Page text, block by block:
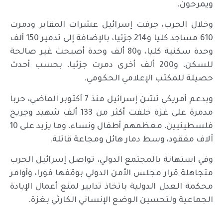
ويمرحون.
وخلال الحرب، جرفت إسرائيل عشرات المقابر ودمرت
610 مساجد كليا و214 جزئيا، بالإضافة إلى تدمير 150 ألف
وحدة سكنية كليا، و80 ألف وحدة أصبحت غير صالحة
للسكن، و200 ألف أخرى دمرت جزئيا، بحسب أحدث
حصيلة للمكتب الإعلامي الحكومي.
وبدعم أمريكي تشن إسرائيل منذ 7 أكتوبر الماضي، حربا
مدمرة على غزة خلفت أكثر من 133 ألف شهيد وجريح
فلسطينيين، معظمهم أطفال ونساء، وما يزيد على 10
آلاف مفقود، وسط دمار هائل ومجاعة قاتلة.
وفي استهانة بالمجتمع الدولي، تواصل إسرائيل الحرب
متجاهلة قرار مجلس الأمن الدولي بوقفها فورا، وأوامر
محكمة العدل الدولية باتخاذ تدابير لمنع أعمال الإبادة
الجماعية ولتحسين الوضع الإنساني الكارثي بغزة.